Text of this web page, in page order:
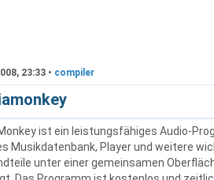
23:33 • compiler
ist ein leistungsfähiges Audio-
Musikdatenbank, Player und weitere
unter einer gemeinsamen